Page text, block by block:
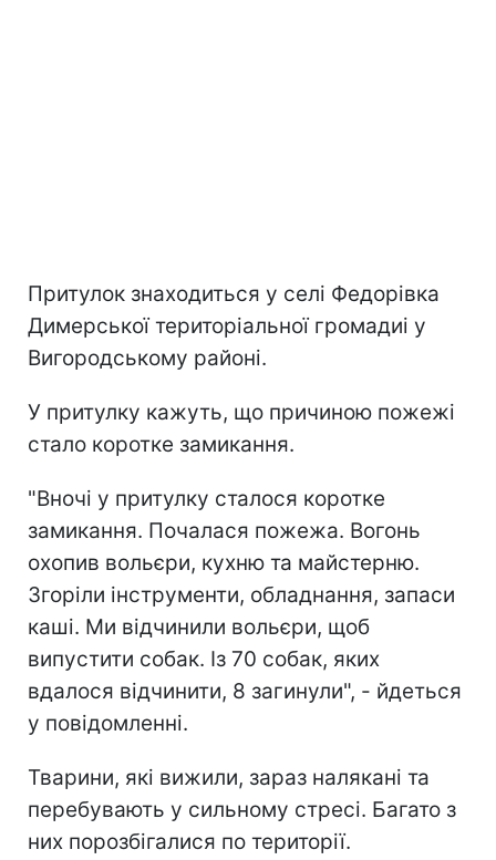
Притулок знаходиться у селі Федорівка
Димерської територіальної громадиі у
Вигородському районі.
У притулку кажуть, що причиною пожежі
стало коротке замикання.
"Вночі у притулку сталося коротке
замикання. Почалася пожежа. Вогонь
охопив вольєри, кухню та майстерню.
Згоріли інструменти, обладнання, запаси
каші. Ми відчинили вольєри, щоб
випустити собак. Із 70 собак, яких
вдалося відчинити, 8 загинули", - йдеться
у повідомленні.
Тварини, які вижили, зараз налякані та
перебувають у сильному стресі. Багато з
них порозбігалися по території.